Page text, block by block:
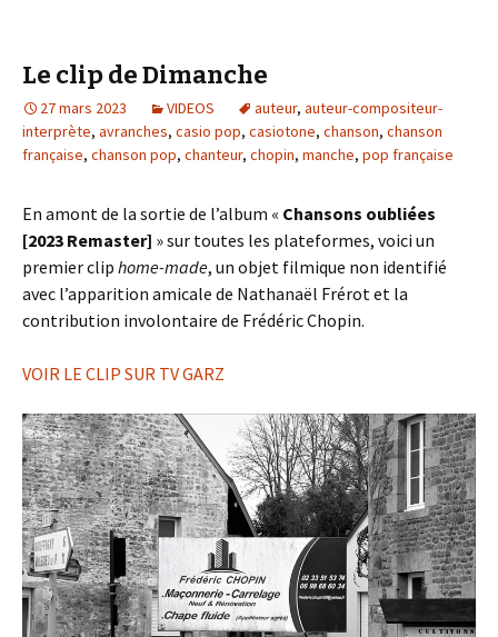
Le clip de Dimanche
27 mars 2023 VIDEOS auteur, auteur-compositeur-
interprète, avranches, casio pop, casiotone, chanson, chanson
française, chanson pop, chanteur, chopin, manche, pop française
En amont de la sortie de l’album « Chansons oubliées
[2023 Remaster] » sur toutes les plateformes, voici un
premier clip home-made, un objet filmique non identifié
avec l’apparition amicale de Nathanaël Frérot et la
contribution involontaire de Frédéric Chopin.
VOIR LE CLIP SUR TV GARZ